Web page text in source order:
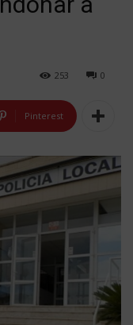
0
253
Pinterest